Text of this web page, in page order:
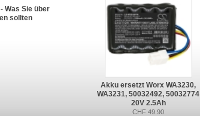
Was Sie über
sollten
Akku ersetzt Worx WA3230,
WA3231, 50032492, 50032774
20V 2.5Ah
CHF 49.90